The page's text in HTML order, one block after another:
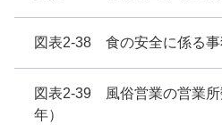
図表2-38 食の安全に係る事
図表2-39 風俗営業の営業
年）